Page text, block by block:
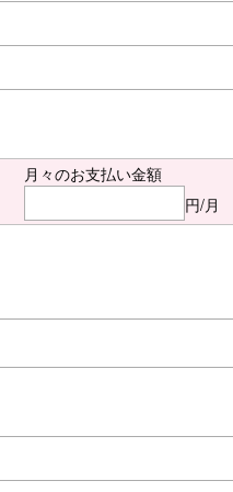
月々のお支払い金額
円/月